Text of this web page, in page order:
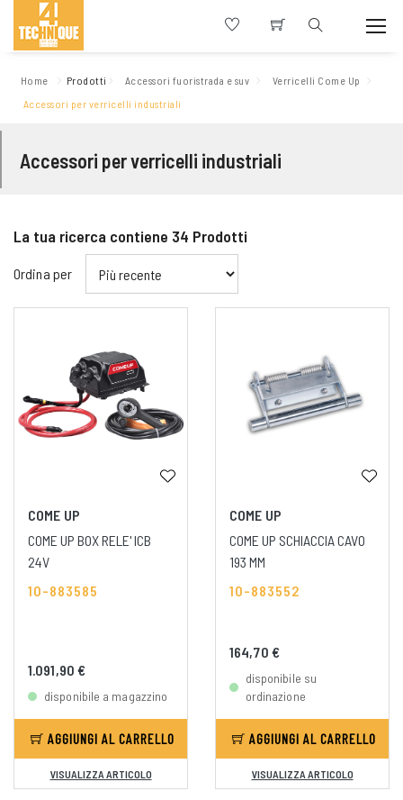
Home Prodotti Accessori fuoristrada e suv
Verricelli Come Up
Accessori per verricelli industriali
Accessori per verricelli industriali
La tua ricerca contiene 34 Prodotti
Ordina per
COME UP
COME UP BOX RELE' ICB
24V
10-883585
1.091,90 €
disponibile a magazzino
AGGIUNGI AL CARRELLO
VISUALIZZA ARTICOLO
COME UP
COME UP SCHIACCIA CAVO
193 MM
10-883552
164,70 €
disponibile su
ordinazione
AGGIUNGI AL CARRELLO
VISUALIZZA ARTICOLO